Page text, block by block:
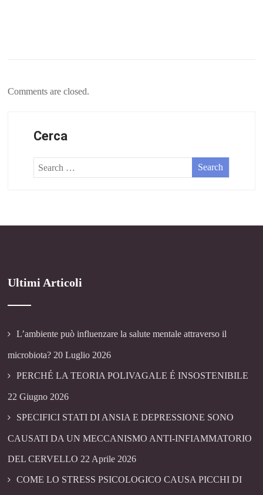
Comments are closed.
Cerca
Ultimi Articoli
L’ambiente può influenzare la salute mentale attraverso il
microbiota? 20 Luglio 2026
PERCHÉ LA TEORIA POLIVAGALE É INSOSTENIBILE
22 Giugno 2026
SPECIFICI STATI DI ANSIA E DEPRESSIONE SONO
CAUSATI DA UN MECCANISMO ANTI-INFIAMMATORIO
DEL CERVELLO 22 Aprile 2026
COME LO STRESS PSICOLOGICO CAUSA PICCHI DI